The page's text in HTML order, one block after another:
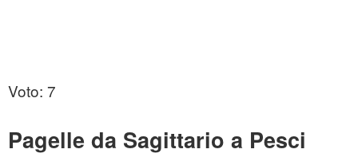
Voto: 7
Pagelle da Sagittario a Pesci